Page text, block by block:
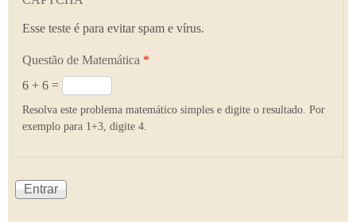
Esse teste é para evitar spam e vírus.
Questão de Matemática *
6 + 6 =
Resolva este problema matemático simples e digite o resultado. Por
exemplo para 1+3, digite 4.